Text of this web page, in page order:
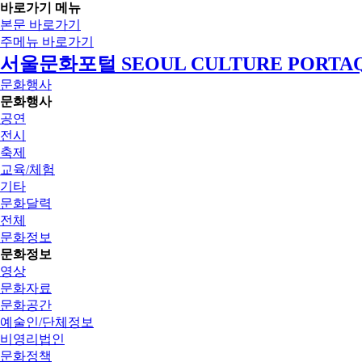
바로가기 메뉴
본문 바로가기
주메뉴 바로가기
서울문화포털 SEOUL CULTURE
문화행사
문화행사
공연
전시
축제
교육/체험
기타
문화달력
전체
문화정보
문화정보
영상
문화자료
문화공간
예술인/단체정보
비영리법인
문화정책